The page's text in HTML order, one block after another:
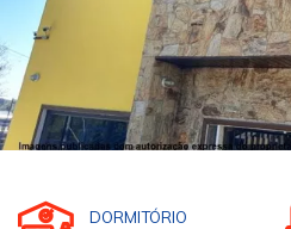
DORMITÓRIO